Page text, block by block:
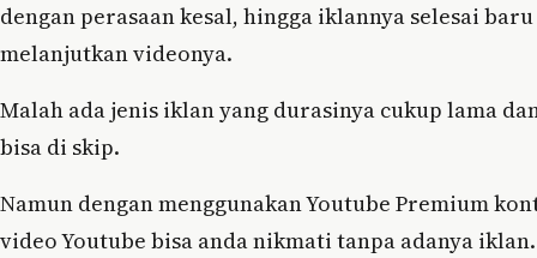
dengan perasaan kesal, hingga iklannya selesai
melanjutkan videonya.
Malah ada jenis iklan yang durasinya cukup lama
bisa di skip.
Namun dengan menggunakan Youtube Premium
video Youtube bisa anda nikmati tanpa adanya iklan.